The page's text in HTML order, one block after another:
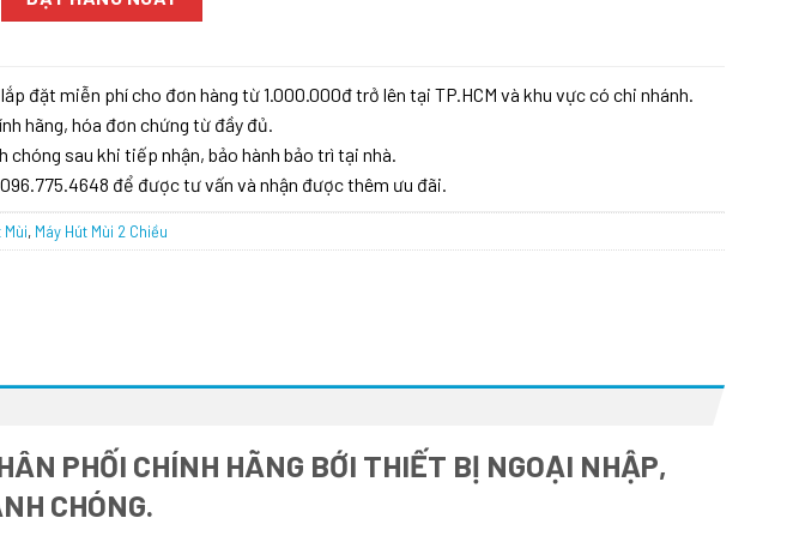
đặt miễn phí cho đơn hàng từ 1.000.000đ trở lên tại TP.HCM và khu vực có chi nhánh.
hãng, hóa đơn chứng từ đầy đủ.
chóng sau khi tiếp nhận, bảo hành bảo trì tại nhà.
để được tư vấn và nhận được thêm ưu đãi.
Mùi, Máy Hút Mùi 2 Chiều
PHỐI CHÍNH HÃNG BỚI THIẾT BỊ NGOẠI NHẬP,
CHÓNG.